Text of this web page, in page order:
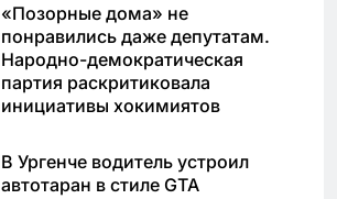
«Позорные дома» не
понравились даже депутатам.
Народно-демократическая
партия раскритиковала
инициативы хокимиятов
В Ургенче водитель устроил
автотаран в стиле GTA